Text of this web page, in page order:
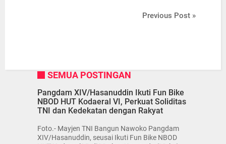
Previous Post »
SEMUA POSTINGAN
Pangdam XIV/Hasanuddin Ikuti Fun Bike
NBOD HUT Kodaeral VI, Perkuat Soliditas
TNI dan Kedekatan dengan Rakyat
Foto.- Mayjen TNI Bangun Nawoko Pangdam
XIV/Hasanuddin, seusai Ikuti Fun Bike NBOD